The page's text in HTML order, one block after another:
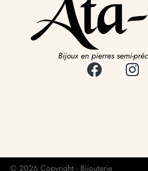
Bijoux en pierres semi-
© 2026 Copyright - Bijouterie